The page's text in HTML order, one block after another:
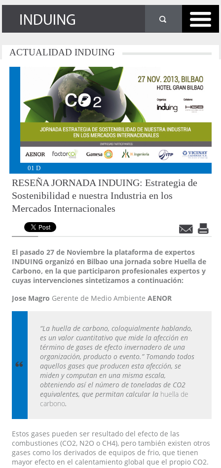
ACTUALIDAD INDUING
01 D
RESEÑA JORNADA INDUING: Estrategia de
Sostenibilidad e nuestra Industria en los
Mercados Internacionales
El pasado 27 de Noviembre la plataforma de expertos
INDUING organizó en Bilbao una jornada sobre Huella de
Carbono, en la que participaron profesionales expertos y
cuyas intervenciones sintetizamos a continuación:
Jose Magro Gerente de Medio Ambiente AENOR
“La huella de carbono, coloquialmente hablando,
es un valor cuantitativo que mide la afección en
término de gases de efecto invernadero de una
organización, producto o evento.” Tomando todos
aquellos gases que producen esta afección, se
miden y computan en una misma escala,
obteniendo así elnúmero de toneladas de CO2
equivalentes, que permitan calcular la huella de
carbono.
Estos gases pueden ser resultado del efecto de las
combustiones (CO2, N2O o CH4), pero también existen otros
gases como los derivados de equipos de frio, que tienen
mayor efecto en el calentamiento global que el propio CO2.